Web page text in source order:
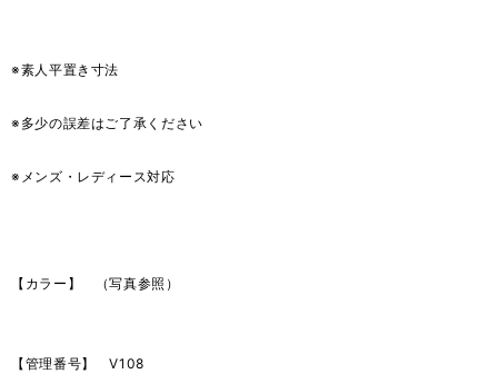
※素人平置き寸法
※多少の誤差はご了承ください
※メンズ・レディース対応
【カラー】 （写真参照）
【管理番号】 V108